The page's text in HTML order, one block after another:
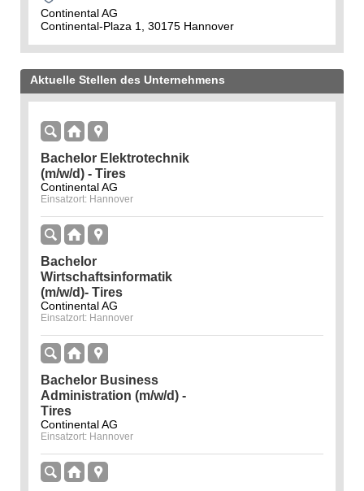
Continental AG
Continental-Plaza 1, 30175 Hannover
Aktuelle Stellen des Unternehmens
Bachelor Elektrotechnik
(m/w/d) - Tires
Continental AG
Einsatzort: Hannover
Bachelor
Wirtschaftsinformatik
(m/w/d)- Tires
Continental AG
Einsatzort: Hannover
Bachelor Business
Administration (m/w/d) -
Tires
Continental AG
Einsatzort: Hannover